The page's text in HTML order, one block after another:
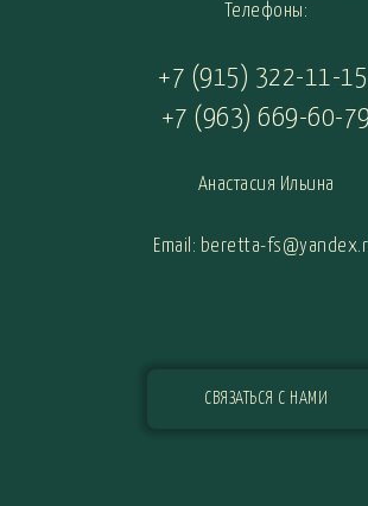
Телефоны:
+7 (915) 322-11-15
+7 (963) 669-60-79
Анастасия Ильина
Email: beretta-
СВЯЗАТЬСЯ С НАМИ